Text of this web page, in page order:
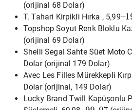
(orijinal 68 Dolar)
T. Tahari Kirpikli Hırka , 5,99
–19
Topshop Soyut Renk Bloklu
(orijinal 69 Dolar)
Shelli Segal Sahte Süet Moto
Dolar (orijinal 179 Dolar)
Avec Les Filles Mürekkepli
Dolar (orijinal, 149 Dolar)
Lucky Brand Twill Kapüşonlu
–
99,97